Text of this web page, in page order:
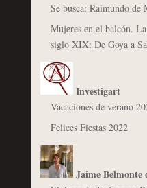
Se busca: Raimundo de
Mujeres en el balcón.
siglo XIX: De Goya a
Investigart
Vacaciones de verano
Felices Fiestas 2022
Jaime Belmonte